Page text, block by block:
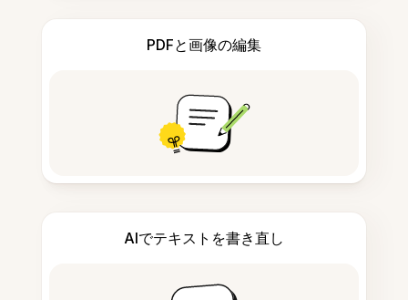
PDFと画像の編集
AIでテキストを書き直し